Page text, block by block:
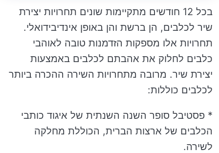
בכל 12 חודשים מתקיימות שונים תחרויות יצירת
שיר לכלבים, הן ברשת והן באופן אינדיבידואלי.
תחרויות אלו מספקות הזדמנות טובה לאוהבי
כלבים לחלוק את אהבתם לכלבים באמצעות
יצירת שיר. מרובה מתחרויות השירה ההכרה ביותר
לכלבים כוללות:
* פסטיבל סופר השנה השנתית של איגוד כותבי
הכלבים של ארצות הברית, הכוללת מחלקה
לשירה.